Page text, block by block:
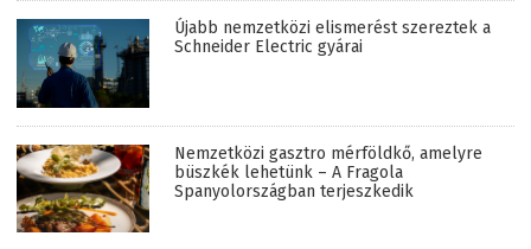
Újabb nemzetközi elismerést szereztek a
Schneider Electric gyárai
Nemzetközi gasztro mérföldkő, amelyre
büszkék lehetünk – A Fragola
Spanyolországban terjeszkedik